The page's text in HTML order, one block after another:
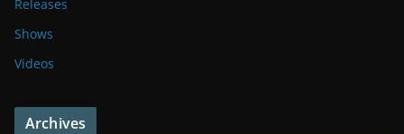
Releases
Shows
Videos
Archives